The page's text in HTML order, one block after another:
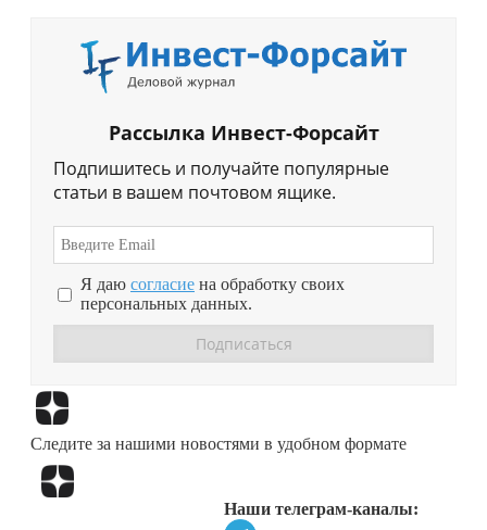
Рассылка Инвест-Форсайт
Подпишитесь и получайте популярные
статьи в вашем почтовом ящике.
Я даю согласие на обработку своих
персональных данных.
Следите за нашими новостями в удобном формате
Наши телеграм-каналы: